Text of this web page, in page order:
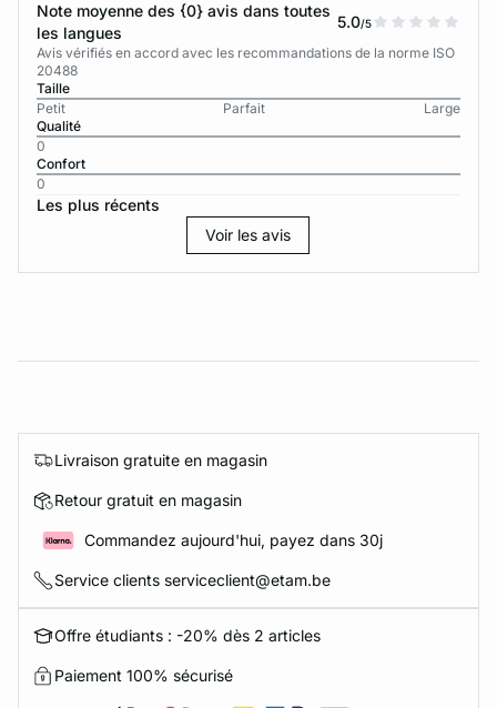
Note moyenne des {0} avis dans toutes
les langues
5.0/5
Avis vérifiés en accord avec les recommandations de la norme ISO
20488
Taille
Petit
Parfait
Large
Qualité
0
Confort
0
Les plus récents
Voir les avis
Livraison gratuite en magasin
Retour gratuit en magasin
Commandez aujourd'hui, payez dans 30j
Service clients serviceclient@etam.be
Offre étudiants : -20% dès 2 articles
Paiement 100% sécurisé